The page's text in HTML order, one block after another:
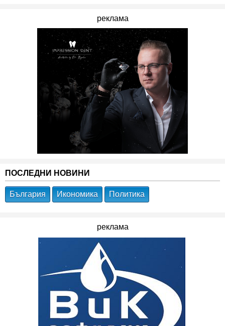
реклама
ПОСЛЕДНИ НОВИНИ
България Икономика Политика
реклама